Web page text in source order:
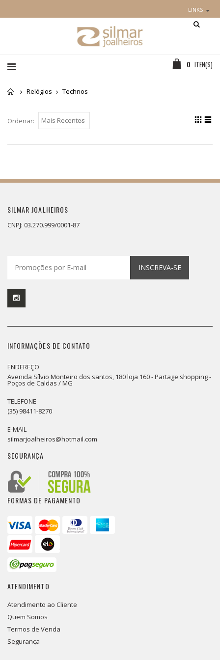
LINKS
0 ITEN(S)
Home
Relógios Technos
Ordenar:
SILMAR JOALHEIROS
CNPJ: 03.270.999/0001-87
INSCREVA-SE
INFORMAÇÕES DE CONTATO
ENDEREÇO
Avenida Sílvio Monteiro dos santos, 180 loja 160 - Partage shopping -
Poços de Caldas / MG
TELEFONE
(35) 98411-8270
E-MAIL
silmarjoalheiros@hotmail.com
SEGURANÇA
FORMAS DE PAGAMENTO
ATENDIMENTO
Atendimento ao Cliente
Quem Somos
Termos de Venda
Segurança